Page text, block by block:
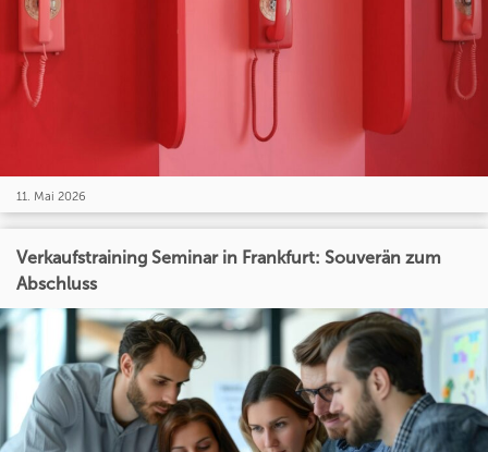
11. Mai 2026
Verkaufstraining Seminar in Frankfurt: Souverän zum
Abschluss